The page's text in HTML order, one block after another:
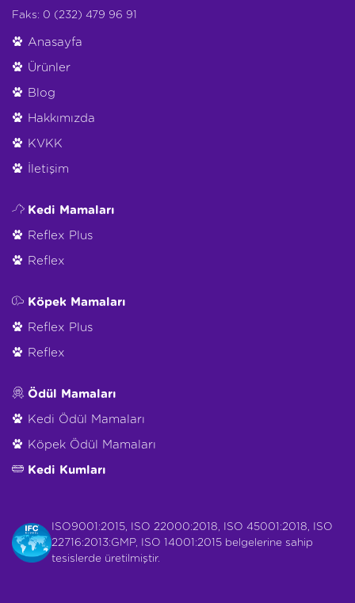
Faks: 0 (232) 479 96 91
Anasayfa
Ürünler
Blog
Hakkımızda
KVKK
İletişim
Kedi Mamaları
Reflex Plus
Reflex
Köpek Mamaları
Reflex Plus
Reflex
Ödül Mamaları
Kedi Ödül Mamaları
Köpek Ödül Mamaları
Kedi Kumları
ISO9001:2015, ISO 22000:2018, ISO 45001:2018, ISO
22716:2013:GMP, ISO 14001:2015 belgelerine sahip
tesislerde üretilmiştir.